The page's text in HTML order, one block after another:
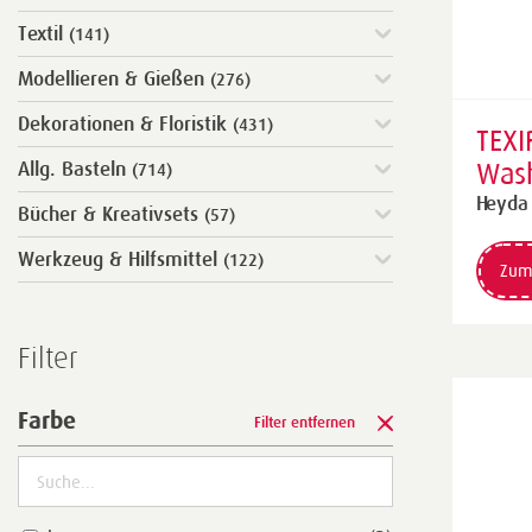
Textil (141)
Modellieren & Gießen (276)
Dekorationen & Floristik (431)
Allg. Basteln (714)
Bücher & Kreativsets (57)
Werkzeug & Hilfsmittel (122)
Filter
Farbe Filter entfernen
500
Heyda